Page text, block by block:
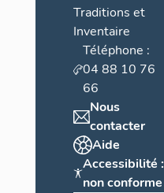
Traditions et
Inventaire
Téléphone :
04 88 10 76
66
Nous
contacter
Aide
Accessibilité :
non conforme